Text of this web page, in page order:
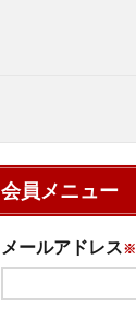
会員メニュー
メールアドレス※